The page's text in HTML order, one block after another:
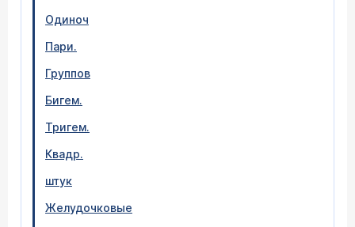
Одиноч
Пари.
Группов
Бигем.
Тригем.
Квадр.
штук
Желудочковые